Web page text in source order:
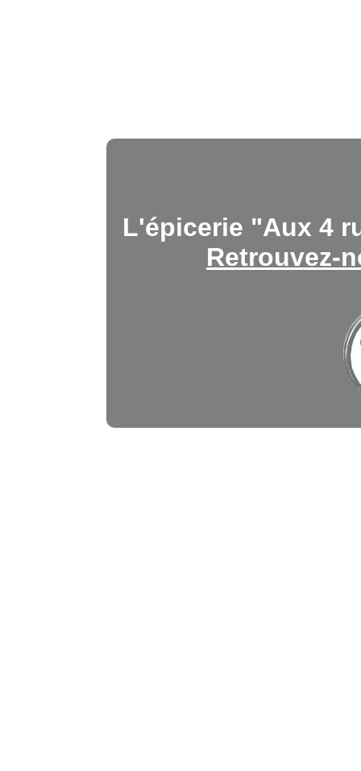
L'épicerie "Aux 4
Retrouvez-